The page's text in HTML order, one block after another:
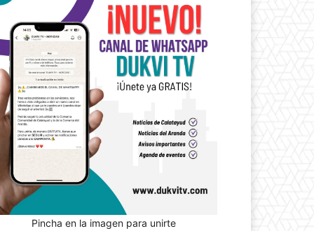
Pincha en la imagen para unirte